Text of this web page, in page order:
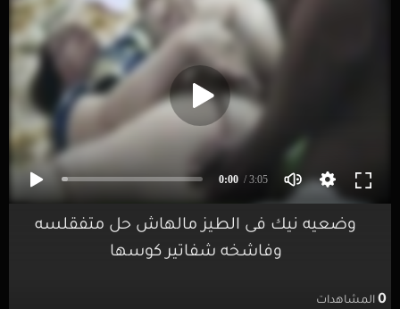
0:00 / 3:05
وضعيه نيك فى الطيز مالهاش حل متفقلسه
وفاشخه شفاتير كوسها
0المشاهدات